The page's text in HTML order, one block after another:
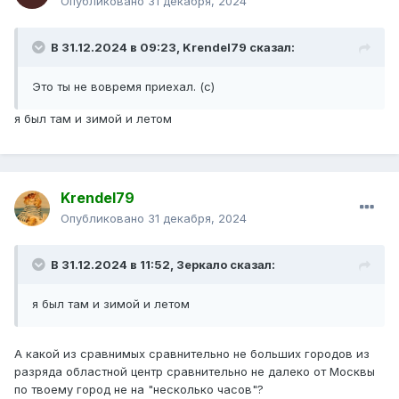
В 31.12.2024 в 09:23, Krendel79 сказал:
Это ты не вовремя приехал. (с)
я был там и зимой и летом
Krendel79
Опубликовано 31 декабря, 2024
В 31.12.2024 в 11:52, Зеркало сказал:
я был там и зимой и летом
А какой из сравнимых сравнительно не больших городов из
разряда областной центр сравнительно не далеко от Москвы
по твоему город не на "несколько часов"?